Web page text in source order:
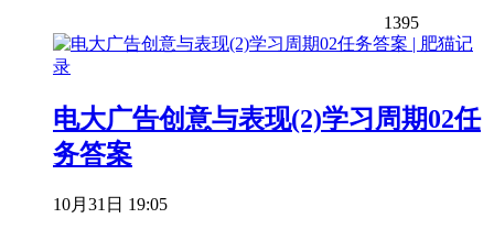
1395
电大广告创意与表现(2)学习周期02任
务答案
10月31日 19:05